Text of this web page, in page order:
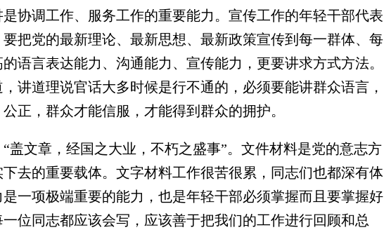
协调工作、服务工作的重要能力。宣传工作的年轻干部代表
把党的最新理论、最新思想、最新政策宣传到每一群体、每
语言表达能力、沟通能力、宣传能力，更要讲求方式方法。
讲道理说官话大多时候是行不通的，必须要能讲群众语言，
正，群众才能信服，才能得到群众的拥护。
文章，经国之大业，不朽之盛事”。文件材料是党的意志方
去的重要载体。文字材料工作很苦很累，同志们也都深有体
一项极端重要的能力，也是年轻干部必须掌握而且要掌握好
位同志都应该会写，应该善于把我们的工作进行回顾和总